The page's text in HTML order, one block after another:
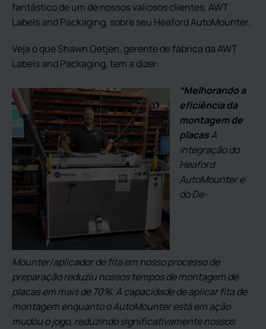
fantástico de um de nossos valiosos clientes, AWT
Labels and Packaging, sobre seu Heaford AutoMounter.
Veja o que Shawn Oetjen, gerente de fábrica da AWT
Labels and Packaging, tem a dizer:
“Melhorando a
eficiência da
montagem de
placasA
integração do
Heaford
AutoMounter e
do De-
Mounter/aplicador de fita em nosso processo de
preparação reduziu nossos tempos de montagem de
placas em mais de 70%. A capacidade de aplicar fita de
montagem enquanto o AutoMounter está em ação
mudou o jogo, reduzindo significativamente nossos